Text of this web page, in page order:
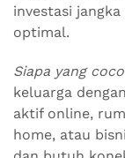
investasi
optimal.
Siapa yang
keluarga
aktif online,
home, atau